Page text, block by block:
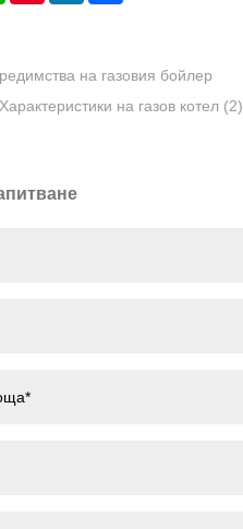
на газовия бойлер
Характеристики на газов котел (2)